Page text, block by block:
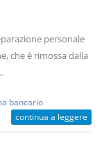
personale
che è rimossa dalla
bancario
continua a leggere